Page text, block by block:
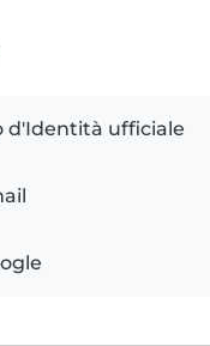
d'Identità ufficiale